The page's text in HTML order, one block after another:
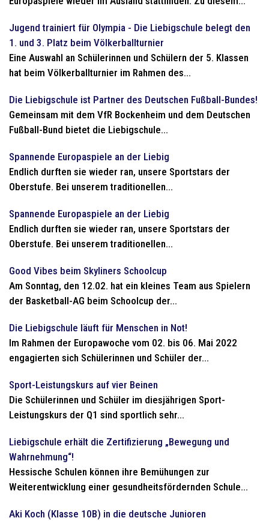
Jugend trainiert für Olympia - Die Liebigschule belegt den
1. und 3. Platz beim Völkerballturnier
Eine Auswahl an Schülerinnen und Schülern der 5. Klassen
hat beim Völkerballturnier im Rahmen des...
Die Liebigschule ist Partner des Deutschen Fußball-Bundes!
Gemeinsam mit dem VfR Bockenheim und dem Deutschen
Fußball-Bund bietet die Liebigschule...
Spannende Europaspiele an der Liebig
Endlich durften sie wieder ran, unsere Sportstars der
Oberstufe. Bei unserem traditionellen...
Spannende Europaspiele an der Liebig
Endlich durften sie wieder ran, unsere Sportstars der
Oberstufe. Bei unserem traditionellen...
Good Vibes beim Skyliners Schoolcup
Am Sonntag, den 12.02. hat ein kleines Team aus Spielern
der Basketball-AG beim Schoolcup der...
Die Liebigschule läuft für Menschen in Not!
Im Rahmen der Europawoche vom 02. bis 06. Mai 2022
engagierten sich Schülerinnen und Schüler der...
Sport-Leistungskurs auf vier Beinen
Die Schülerinnen und Schüler im diesjährigen Sport-
Leistungskurs der Q1 sind sportlich sehr...
Liebigschule erhält die Zertifizierung „Bewegung und
Wahrnehmung“!
Hessische Schulen können ihre Bemühungen zur
Weiterentwicklung einer gesundheitsfördernden Schule...
Aki Koch (Klasse 10B) in die deutsche Junioren